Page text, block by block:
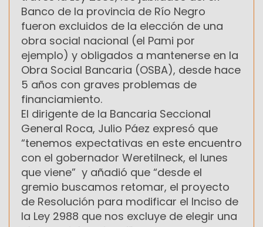
Banco de la provincia de Río Negro
fueron excluidos de la elección de una
obra social nacional (el Pami por
ejemplo) y obligados a mantenerse en la
Obra Social Bancaria (OSBA), desde hace
5 años con graves problemas de
financiamiento.
El dirigente de la Bancaria Seccional
General Roca, Julio Páez expresó que
“tenemos expectativas en este encuentro
con el gobernador Weretilneck, el lunes
que viene” y añadió que “desde el
gremio buscamos retomar, el proyecto
de Resolución para modificar el Inciso de
la Ley 2988 que nos excluye de elegir una